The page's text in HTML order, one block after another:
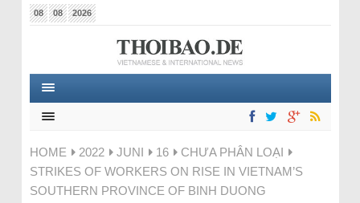
08 08 2026
HOME 2022 JUNI 16
CHƯA PHÂN LOẠI
STRIKES OF WORKERS ON RISE IN VIETNAM’S
SOUTHERN PROVINCE OF BINH DUONG